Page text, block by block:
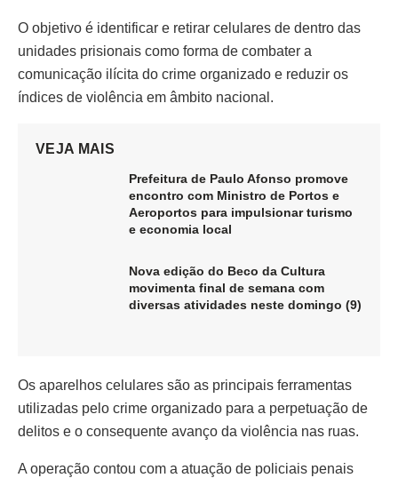
O objetivo é identificar e retirar celulares de dentro das
unidades prisionais como forma de combater a
comunicação ilícita do crime organizado e reduzir os
índices de violência em âmbito nacional.
VEJA MAIS
Prefeitura de Paulo Afonso promove
encontro com Ministro de Portos e
Aeroportos para impulsionar turismo
e economia local
Nova edição do Beco da Cultura
movimenta final de semana com
diversas atividades neste domingo (9)
Os aparelhos celulares são as principais ferramentas
utilizadas pelo crime organizado para a perpetuação de
delitos e o consequente avanço da violência nas ruas.
A operação contou com a atuação de policiais penais